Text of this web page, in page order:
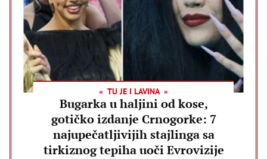
TU JE I LAVINA
Bugarka u haljini od kose,
gotičko izdanje Crnogorke: 7
najupečatljivijih stajlinga sa
tirkiznog tepiha uoči Evrovizije